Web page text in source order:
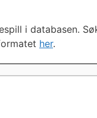
i databasen.
her.